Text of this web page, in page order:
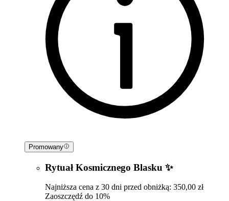
Promowany
Rytuał Kosmicznego Blasku ✨
Najniższa cena z 30 dni przed obniżką: 350,00 zł
Zaoszczędź do 10%